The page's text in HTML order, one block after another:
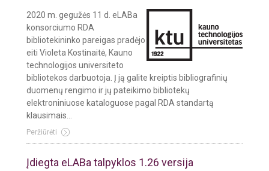
2020 m. gegužės 11 d. eLABa
konsorciumo RDA
bibliotekininko pareigas pradėjo
eiti Violeta Kostinaitė, Kauno
technologijos universiteto
bibliotekos darbuotoja. Į ją galite kreiptis bibliografinių
duomenų rengimo ir jų pateikimo bibliotekų
elektroniniuose kataloguose pagal RDA standartą
klausimais...
Peržiūrėti
Įdiegta eLABa talpyklos 1.26 versija